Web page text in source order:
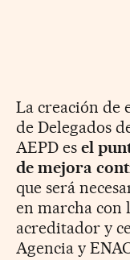
La creación de
de Delegados
AEPD es el
de mejora
que será
en marcha con
acreditador y
Agencia y